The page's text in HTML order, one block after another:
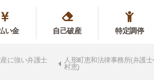
い金 自己破産 特定調停
に強い弁護士
人形町恵和法律事務所(弁護士
村恵)